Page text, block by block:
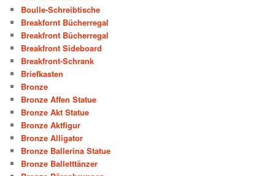
Boulle-Schreibtische
Breakfornt Bücherregal
Breakfront Bücherregal
Breakfront Sideboard
Breakfront-Schrank
Briefkasten
Bronze
Bronze Affen Statue
Bronze Akt Statue
Bronze Aktfigur
Bronze Alligator
Bronze Ballerina Statue
Bronze Balletttänzer